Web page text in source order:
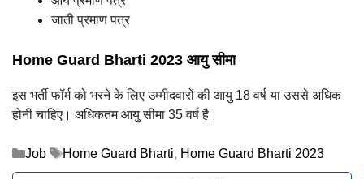
जाती प्रमाण पत्र
Home Guard Bharti 2023 आयु सीमा
इस भर्ती फॉर्म को भरने के लिए उम्मीदवारों की आयु 18 वर्ष या उससे अधिक
होनी चाहिए। अधिकतम आयु सीमा 35 वर्ष है।
Categories
Job Tags
Home Guard Bharti, Home Guard Bharti 2023